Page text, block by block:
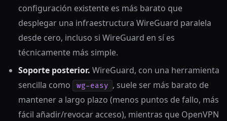
configuración existente es más barato que
desplegar una infraestructura WireGuard paralela
desde cero, incluso si WireGuard en sí es
técnicamente más simple.
Soporte posterior. WireGuard, con una herramienta
sencilla como
wg-easy , suele ser más barato de
mantener a largo plazo (menos puntos de fallo, más
fácil añadir/revocar acceso), mientras que OpenVPN